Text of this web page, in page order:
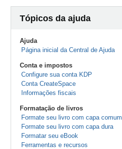
Tópicos da ajuda
Ajuda
Página inicial da Central de Ajuda
Conta e impostos
Configure sua conta KDP
Conta CreateSpace
Informações fiscais
Formatação de livros
Formate seu livro com capa comum
Formate seu livro com capa dura
Formatar seu eBook
Ferramentas e recursos